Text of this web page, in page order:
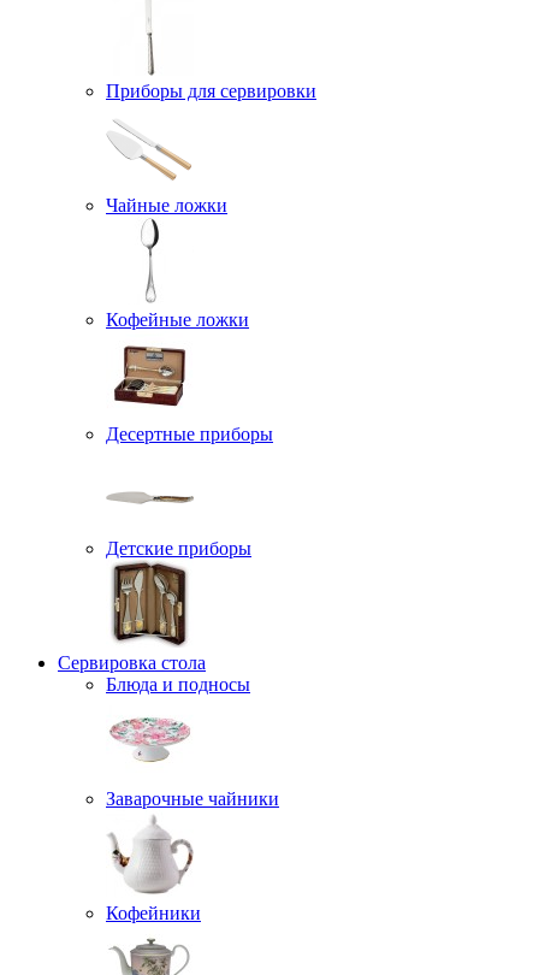
Приборы для сервировки
Чайные ложки
Кофейные ложки
Десертные приборы
Детские приборы
Сервировка стола
Блюда и подносы
Заварочные чайники
Кофейники